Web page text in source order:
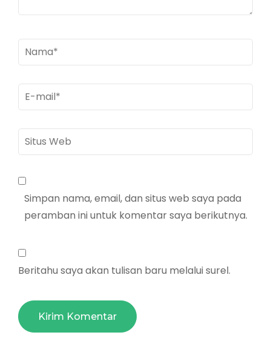
Nama*
E-
mail*
Situs
Web
Simpan nama, email, dan situs web saya pada
peramban ini untuk komentar saya berikutnya.
Beritahu saya akan tulisan baru melalui surel.